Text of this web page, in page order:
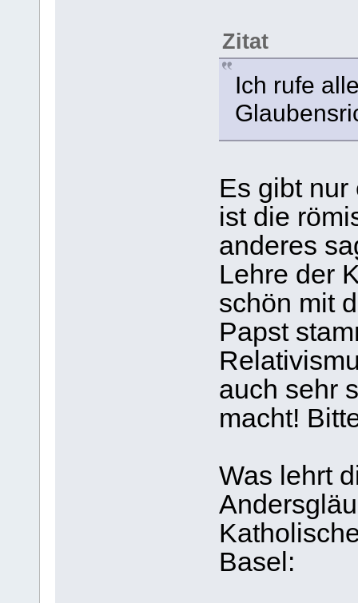
Zitat
Ich rufe
Es gibt
ist die
anderes
Lehre der
schön mit
Papst
auch sehr
macht!
Was lehrt
Basel: